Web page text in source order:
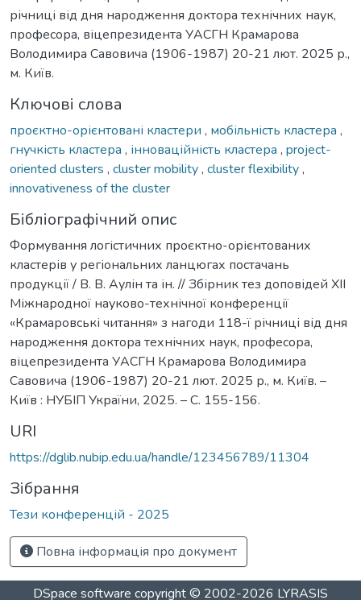
річниці від дня народження доктора технічних наук,
професора, віцепрезидента УАСГН Крамарова
Володимира Савовича (1906-1987) 20-21 лют. 2025 р.,
м. Київ.
Ключові слова
проєктно-орієнтовані кластери , мобільність кластера ,
гнучкість кластера , інноваційність кластера , project-
oriented clusters , cluster mobility, cluster flexibility,
innovativeness of the cluster
Бібліографічний опис
Формування логістичних проєктно-орієнтованих
кластерів у регіональних ланцюгах постачань
продукції / В. В. Аулін та ін. // Збірник тез доповідей XII
Міжнародної науково-технічної конференції
«Крамаровські читання» з нагоди 118-ї річниці від дня
народження доктора технічних наук, професора,
віцепрезидента УАСГН Крамарова Володимира
Савовича (1906-1987) 20-21 лют. 2025 р., м. Київ. –
Київ : НУБІП України, 2025. – С. 155-156.
URI
https://dglib.nubip.edu.ua/handle/123456789/11304
Зібрання
Тези конференцій - 2025
Повна інформація про документ
DSpace software copyright © 2002-2026 LYRASIS